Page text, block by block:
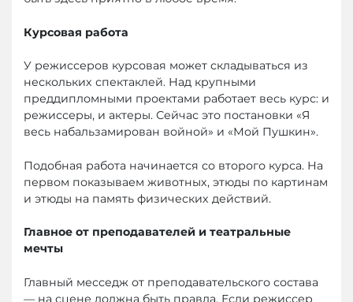
Курсовая работа
У режиссеров курсовая может складываться из
нескольких спектаклей. Над крупными
преддипломными проектами работает весь курс: и
режиссеры, и актеры. Сейчас это постановки «Я
весь набальзамирован войной» и «Мой Пушкин».
Подобная работа начинается со второго курса. На
первом показываем животных, этюды по картинам
и этюды на память физических действий.
Главное от преподавателей и театральные
мечты
Главный месседж от преподавательского состава
— на сцене должна быть правда. Если режиссер